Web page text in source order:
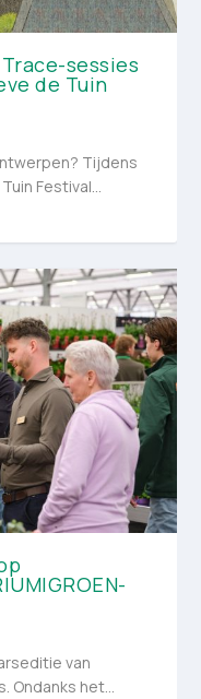
sessies
de Tuin
Tijdens
Festival...
van
Ondanks het...